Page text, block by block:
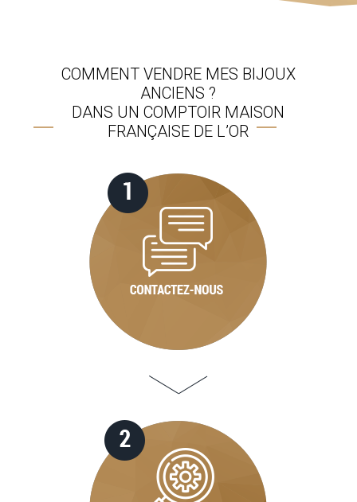
COMMENT VENDRE MES BIJOUX
ANCIENS ?
DANS UN COMPTOIR MAISON
FRANÇAISE DE L’OR